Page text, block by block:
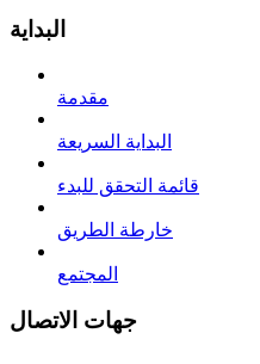
البداية
مقدمة
البداية السريعة
قائمة التحقق للبدء
خارطة الطريق
المجتمع
جهات الاتصال